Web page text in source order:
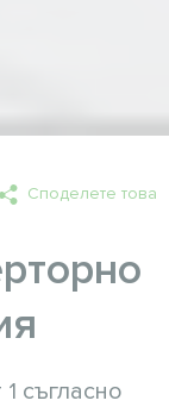
Споделете това
съгласно